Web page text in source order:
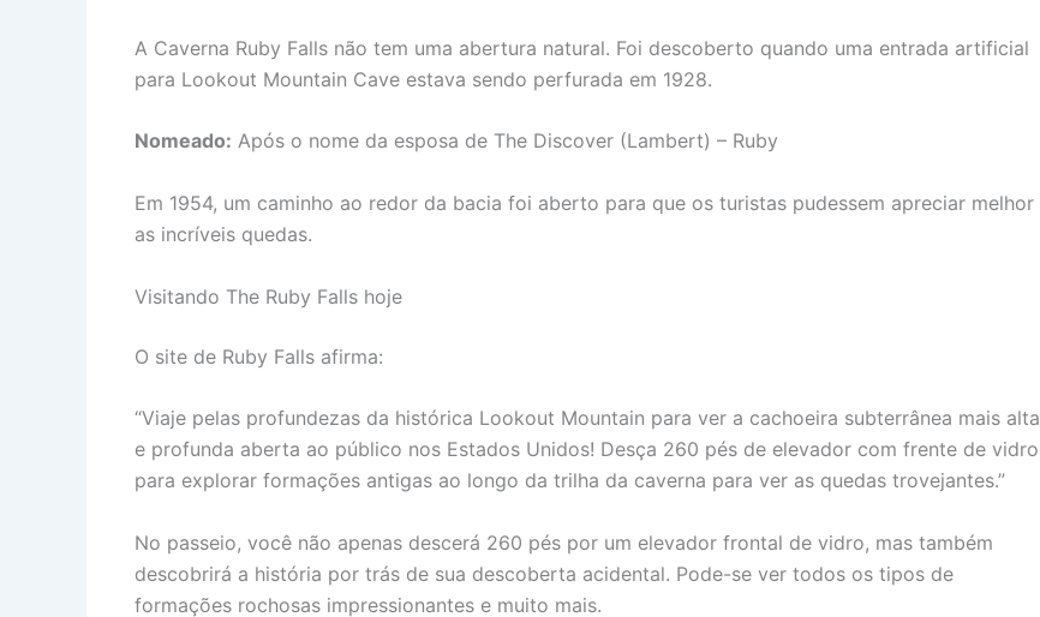
A Caverna Ruby Falls não tem uma abertura natural. Foi descoberto quando uma entrada artificial
para Lookout Mountain Cave estava sendo perfurada em 1928.
Nomeado: Após o nome da esposa de The Discover (Lambert) – Ruby
Em 1954, um caminho ao redor da bacia foi aberto para que os turistas pudessem apreciar melhor
as incríveis quedas.
Visitando The Ruby Falls hoje
O site de Ruby Falls afirma:
“Viaje pelas profundezas da histórica Lookout Mountain para ver a cachoeira subterrânea mais alta
e profunda aberta ao público nos Estados Unidos! Desça 260 pés de elevador com frente de vidro
para explorar formações antigas ao longo da trilha da caverna para ver as quedas trovejantes.”
No passeio, você não apenas descerá 260 pés por um elevador frontal de vidro, mas também
descobrirá a história por trás de sua descoberta acidental. Pode-se ver todos os tipos de
formações rochosas impressionantes e muito mais.